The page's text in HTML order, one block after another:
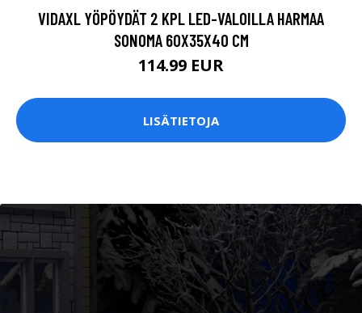
VIDAXL YÖPÖYDÄT 2 KPL LED-VALOILLA HARMAA
SONOMA 60X35X40 CM
114.99 EUR
LISÄTIETOJA